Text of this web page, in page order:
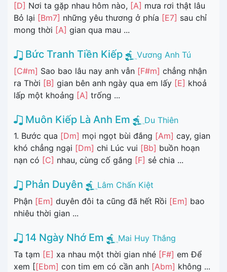
[D] Nơi ta gặp nhau hôm nào, [A] mưa rơi thật lâu
Bỏ lại [Bm7] những yêu thương ở phía [E7] sau chỉ
mong thời [A] gian qua mau ...
Bức Tranh Tiền Kiếp
Vương Anh Tú
[C#m] Sao bao lâu nay anh vẫn [F#m] chẳng nhận
ra Thời [B] gian bên anh ngày qua em lấy [E] khoả
lấp một khoảng [A] trống ...
Muôn Kiếp Là Anh Em
Du Thiên
1. Bước qua [Dm] mọi ngọt bùi đắng [Am] cay, gian
khó chẳng ngại [Dm] chi Lúc vui [Bb] buồn hoạn
nạn có [C] nhau, cùng cố gắng [F] sẻ chia ...
Phản Duyên
Lâm Chấn Kiệt
Phận [Em] duyên đôi ta cũng đã hết Rồi [Em] bao
nhiêu thời gian ...
14 Ngày Nhớ Em
Mai Huy Thắng
Ta tạm [E] xa nhau một thời gian nhé [F#] em Để
xem [[Ebm] con tim em có cần anh [Abm] không ...